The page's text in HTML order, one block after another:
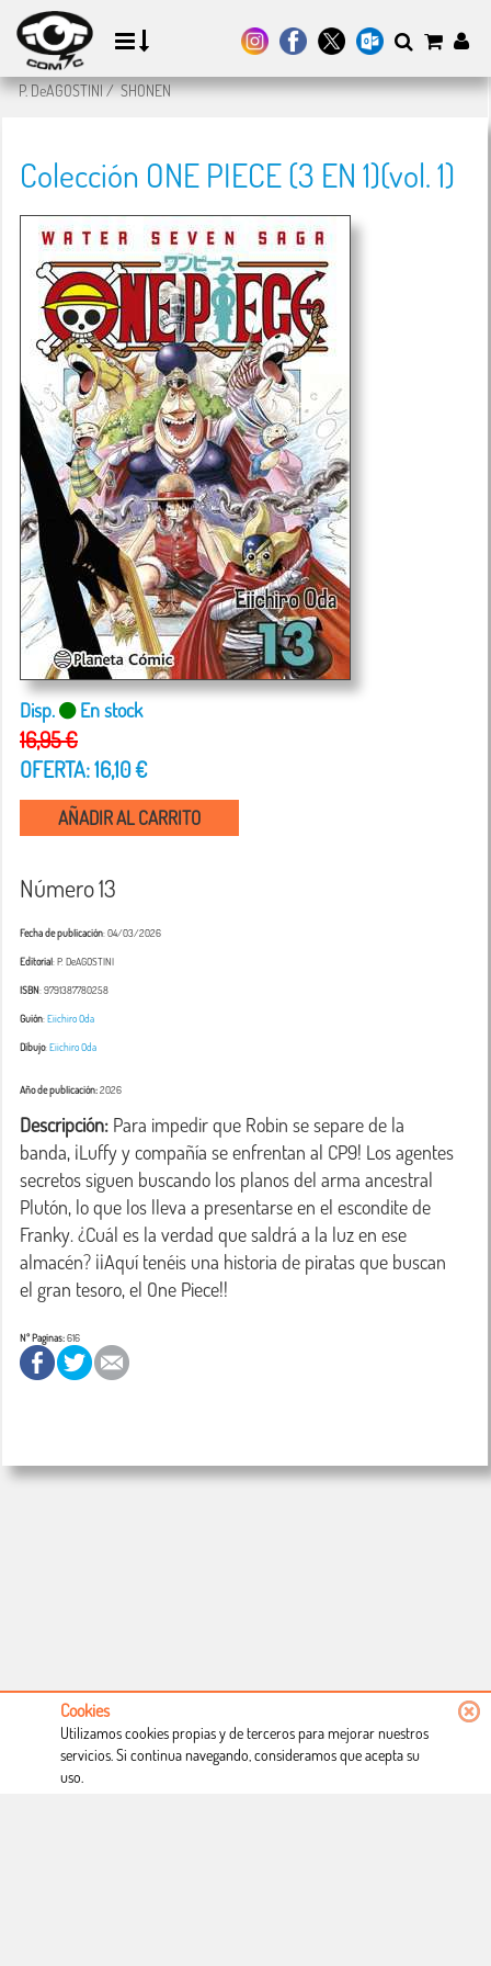
P. DeAGOSTINI/SHONEN
Colección ONE PIECE (3 EN 1)(vol. 1)
Disp. En stock
16,95 €
OFERTA: 16,10 €
AÑADIR AL CARRITO
Número 13
Fecha de publicación: 04/03/2026
Editorial: P. DeAGOSTINI
ISBN: 9791387780258
Guión:Eiichiro Oda
Dibujo:Eiichiro Oda
Año de publicación:2026
Descripción: Para impedir que Robin se separe de la
banda, ¡Luffy y compañía se enfrentan al CP9! Los agentes
secretos siguen buscando los planos del arma ancestral
Plutón, lo que los lleva a presentarse en el escondite de
Franky. ¿Cuál es la verdad que saldrá a la luz en ese
almacén? ¡¡Aquí tenéis una historia de piratas que buscan
el gran tesoro, el One Piece!!
Nº Paginas:616
Condiciones de uso
Cookies
Utilizamos cookies propias y de terceros para mejorar nuestros
servicios. Si continua navegando, consideramos que acepta su
uso.